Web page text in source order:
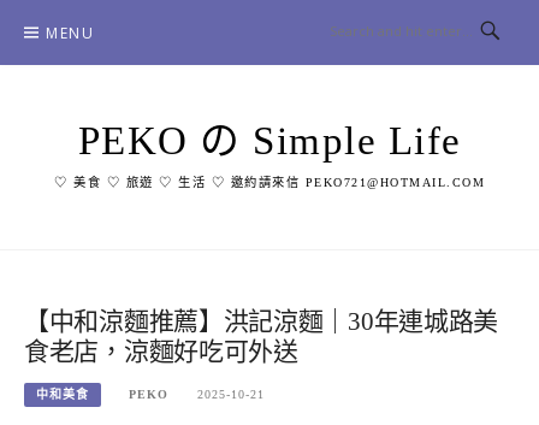
content
MENU
PEKO の Simple Life
♡ 美食 ♡ 旅遊 ♡ 生活 ♡ 邀約請來信 PEKO721@HOTMAIL.COM
【中和涼麵推薦】洪記涼麵｜30年連城路美
食老店，涼麵好吃可外送
中和美食 PEKO 2025-10-21